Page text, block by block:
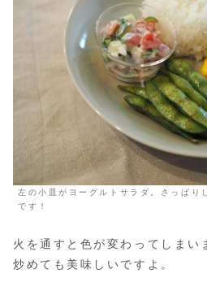
左の小皿がヨーグルトサラダ。さっぱり
です！
火を通すと色が変わってしまい
炒めても美味しいですよ。